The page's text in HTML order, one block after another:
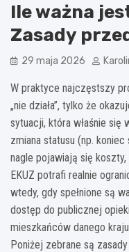
Ile ważna
Zasady
29 maja 2026
W praktyce najczęstszy
„nie działa”, tylko że
sytuacji, która właśnie się
zmiana statusu (np.
nagle pojawiają się koszty,
EKUZ potrafi realnie
wtedy, gdy spełnione są
dostęp do publicznej
mieszkańców danego
Poniżej zebrane są